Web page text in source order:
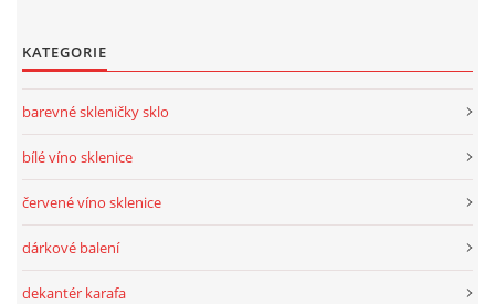
KATEGORIE
barevné skleničky sklo
bílé víno sklenice
červené víno sklenice
dárkové balení
dekantér karafa